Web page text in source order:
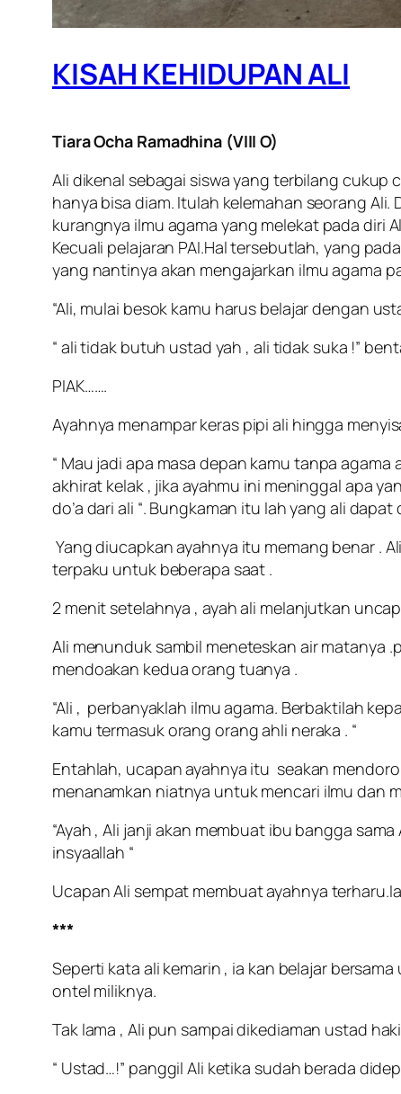
KISAH KEHIDUPAN ALI
Tiara Ocha Ramadhina (VIII O)
Ali dikenal sebagai siswa yang terbilang cukup
hanya bisa diam. Itulah kelemahan seorang
kurangnya ilmu agama yang melekat pada diri
Kecuali pelajaran PAI.Hal tersebutlah, yang
yang nantinya akan mengajarkan ilmu agama
“Ali, mulai besok kamu harus belajar dengan
“ ali tidak butuh ustad yah , ali tidak suka !”
PIAK…….
Ayahnya menampar keras pipi ali hingga
“ Mau jadi apa masa depan kamu tanpa
akhirat kelak , jika ayahmu ini meninggal apa
do’a dari ali “. Bungkaman itu lah yang ali dapat
Yang diucapkan ayahnya itu memang benar .
terpaku untuk beberapa saat .
2 menit setelahnya , ayah ali melanjutkan
Ali menunduk sambil meneteskan air matanya
mendoakan kedua orang tuanya .
“Ali , perbanyaklah ilmu agama. Berbaktilah
kamu termasuk orang orang ahli neraka . “
Entahlah, ucapan ayahnya itu seakan
menanamkan niatnya untuk mencari ilmu dan
“Ayah , Ali janji akan membuat ibu bangga
insyaallah “
Ucapan Ali sempat membuat ayahnya
***
Seperti kata ali kemarin , ia kan belajar
ontel miliknya.
Tak lama , Ali pun sampai dikediaman ustad
“ Ustad…!” panggil Ali ketika sudah berada